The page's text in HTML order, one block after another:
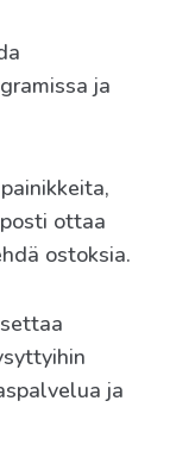
ja
ottaa
ostoksia.
ja